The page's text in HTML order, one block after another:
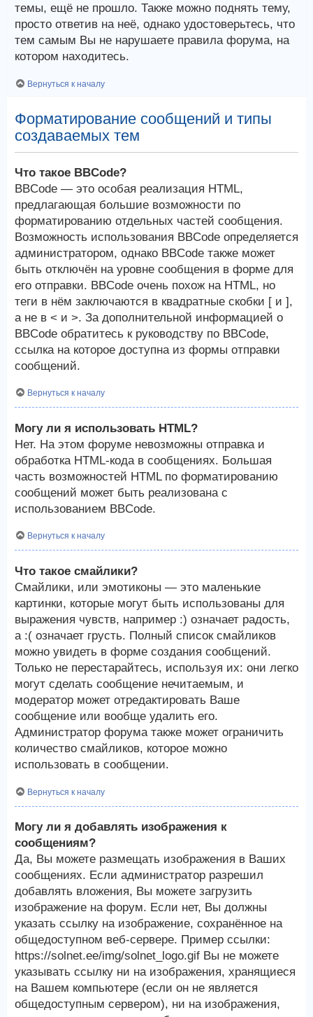
темы, ещё не прошло. Также можно поднять тему,
просто ответив на неё, однако удостоверьтесь, что
тем самым Вы не нарушаете правила форума, на
котором находитесь.
Вернуться к началу
Форматирование сообщений и типы
создаваемых тем
Что такое BBCode?
BBCode — это особая реализация HTML,
предлагающая большие возможности по
форматированию отдельных частей сообщения.
Возможность использования BBCode определяется
администратором, однако BBCode также может
быть отключён на уровне сообщения в форме для
его отправки. BBCode очень похож на HTML, но
теги в нём заключаются в квадратные скобки [ и ],
а не в < и >. За дополнительной информацией о
BBCode обратитесь к руководству по BBCode,
ссылка на которое доступна из формы отправки
сообщений.
Вернуться к началу
Могу ли я использовать HTML?
Нет. На этом форуме невозможны отправка и
обработка HTML-кода в сообщениях. Большая
часть возможностей HTML по форматированию
сообщений может быть реализована с
использованием BBCode.
Вернуться к началу
Что такое смайлики?
Смайлики, или эмотиконы — это маленькие
картинки, которые могут быть использованы для
выражения чувств, например :) означает радость,
а :( означает грусть. Полный список смайликов
можно увидеть в форме создания сообщений.
Только не перестарайтесь, используя их: они легко
могут сделать сообщение нечитаемым, и
модератор может отредактировать Ваше
сообщение или вообще удалить его.
Администратор форума также может ограничить
количество смайликов, которое можно
использовать в сообщении.
Вернуться к началу
Могу ли я добавлять изображения к
сообщениям?
Да, Вы можете размещать изображения в Ваших
сообщениях. Если администратор разрешил
добавлять вложения, Вы можете загрузить
изображение на форум. Если нет, Вы должны
указать ссылку на изображение, сохранённое на
общедоступном веб-сервере. Пример ссылки:
https://solnet.ee/img/solnet_logo.gif Вы не можете
указывать ссылку ни на изображения, хранящиеся
на Вашем компьютере (если он не является
общедоступным сервером), ни на изображения,